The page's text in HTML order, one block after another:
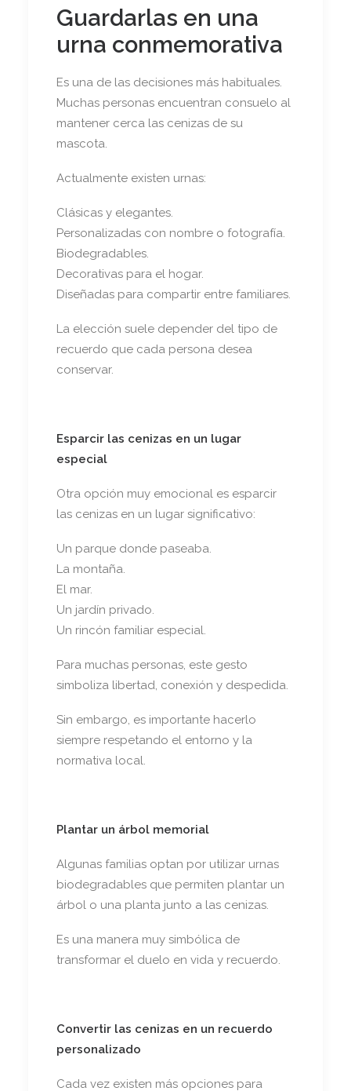
Guardarlas en una
urna conmemorativa
Es una de las decisiones más habituales.
Muchas personas encuentran consuelo al
mantener cerca las cenizas de su
mascota.
Actualmente existen urnas:
Clásicas y elegantes.
Personalizadas con nombre o fotografía.
Biodegradables.
Decorativas para el hogar.
Diseñadas para compartir entre familiares.
La elección suele depender del tipo de
recuerdo que cada persona desea
conservar.
Esparcir las cenizas en un lugar
especial
Otra opción muy emocional es esparcir
las cenizas en un lugar significativo:
Un parque donde paseaba.
La montaña.
El mar.
Un jardín privado.
Un rincón familiar especial.
Para muchas personas, este gesto
simboliza libertad, conexión y despedida.
Sin embargo, es importante hacerlo
siempre respetando el entorno y la
normativa local.
Plantar un árbol memorial
Algunas familias optan por utilizar urnas
biodegradables que permiten plantar un
árbol o una planta junto a las cenizas.
Es una manera muy simbólica de
transformar el duelo en vida y recuerdo.
Convertir las cenizas en un recuerdo
personalizado
Cada vez existen más opciones para